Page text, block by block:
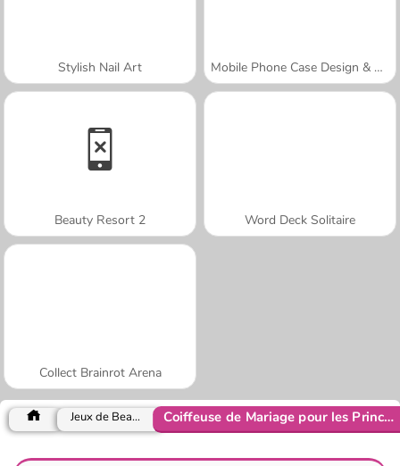
Stylish Nail Art Mobile Phone Case Design & DIY
Beauty Resort 2 Word Deck Solitaire
Collect Brainrot Arena
Jeux de Beauté Coiffeuse de Mariage pour les Princesses